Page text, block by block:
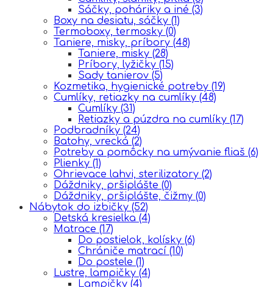
Sáčky, poháriky a iné (3)
Boxy na desiatu, sáčky (1)
Termoboxy, termosky (0)
Taniere, misky, príbory (48)
Taniere, misky (28)
Príbory, lyžičky (15)
Sady tanierov (5)
Kozmetika, hygienické potreby (19)
Cumlíky, retiazky na cumlíky (48)
Cumlíky (31)
Retiazky a púzdra na cumlíky (17)
Podbradníky (24)
Batohy, vrecká (2)
Potreby a pomôcky na umývanie fliaš (6)
Plienky (1)
Ohrievace lahvi, sterilizatory (2)
Dáždniky, pršiplášte (0)
Dáždniky, pršiplášte, čižmy (0)
Nábytok do izbičky (52)
Detská kresielka (4)
Matrace (17)
Do postielok, kolísky (6)
Chrániče matrací (10)
Do postele (1)
Lustre, lampičky (4)
Lampičky (4)